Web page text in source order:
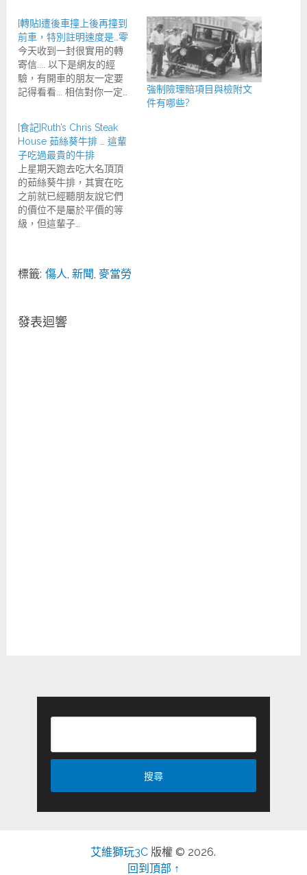
[轉貼]遭後車撞上後再撞到
前車，特別註明速度是…零
今天收到一封很實用的轉
寄信.... 以下是網友的經
驗，有開車的朋友一定要
記得看看... 相信對你一定…
強制險理賠項目與檢附文
件有哪些?
[食記]Ruth’s Chris Steak
House 茹絲葵牛排 … 這輩
子吃過最貴的牛排
上星期天跑去吃大名頂頂
的茹絲葵牛排，其實在吃
之前就已經聽朋友說它們
的價位不是屬於平價的等
級，但這輩子…
標籤: 傷人,新聞,麥當勞
發表迴響
艾維獅玩3C 版權 © 2026.
回到頂部 ↑